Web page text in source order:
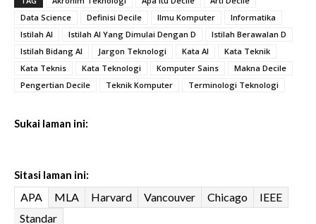
Data Science
Definisi Decile Ilmu Komputer
Informatika
Istilah AI
Istilah AI Yang Dimulai Dengan D
Istilah Berawalan D
Istilah Bidang AI
Jargon Teknologi Kata AI
Kata Teknik
Kata Teknis
Kata Teknologi Komputer Sains
Makna Decile
Pengertian Decile
Teknik Komputer Terminologi Teknologi
Sukai laman ini:
Sitasi laman ini:
APA MLA Harvard Vancouver Chicago
IEEE
Standar